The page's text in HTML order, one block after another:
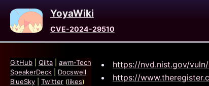
YoyaWiki
CVE-2024-29510
https://nvd.nist.gov/
https://
GitHub Qiita
awm-Tech
SpeakerDeck
Docswell
BlueSky
Twitter (likes)